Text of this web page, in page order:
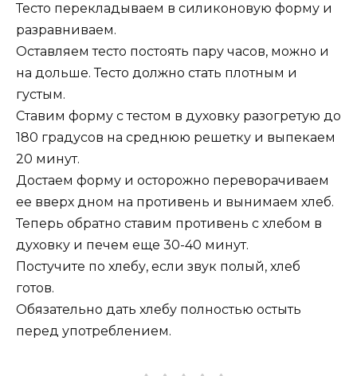
Тесто перекладываем в силиконовую форму и
разравниваем.
Оставляем тесто постоять пару часов, можно и
на дольше. Тесто должно стать плотным и
густым.
Ставим форму с тестом в духовку разогретую до
180 градусов на среднюю решетку и выпекаем
20 минут.
Достаем форму и осторожно переворачиваем
ее вверх дном на противень и вынимаем хлеб.
Теперь обратно ставим противень с хлебом в
духовку и печем еще 30-40 минут.
Постучите по хлебу, если звук полый, хлеб
готов.
Обязательно дать хлебу полностью остыть
перед употреблением.